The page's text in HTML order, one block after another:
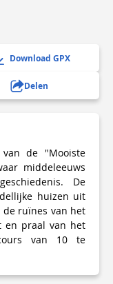
Download GPX
Delen
de "Mooiste
middeleeuws
De
huizen uit
de ruïnes van het
en praal van het
van 10 te